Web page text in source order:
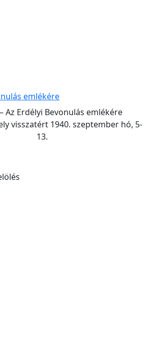
Az Erdélyi Bevonulás emlékére
visszatért 1940. szeptember hó, 5-
13.